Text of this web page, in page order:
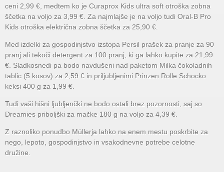
ceni 2,99 €, medtem ko je Curaprox Kids ultra soft otroška zobna
ščetka na voljo za 3,99 €. Za najmlajše je na voljo tudi Oral-B Pro
Kids otroška električna zobna ščetka za 25,90 €.
Med izdelki za gospodinjstvo izstopa Persil prašek za pranje za 90
pranj ali tekoči detergent za 100 pranj, ki ga lahko kupite za 21,99
€. Sladkosnedi pa bodo navdušeni nad paketom Milka čokoladnih
tablic (5 kosov) za 2,59 € in priljubljenimi Prinzen Rolle Schocko
keksi 400 g za 1,99 €.
Tudi vaši hišni ljubljenčki ne bodo ostali brez pozornosti, saj so
Dreamies priboljški za mačke 180 g na voljo za 4,39 €.
Z raznoliko ponudbo Müllerja lahko na enem mestu poskrbite za
nego, lepoto, gospodinjstvo in vsakodnevne potrebe celotne
družine.